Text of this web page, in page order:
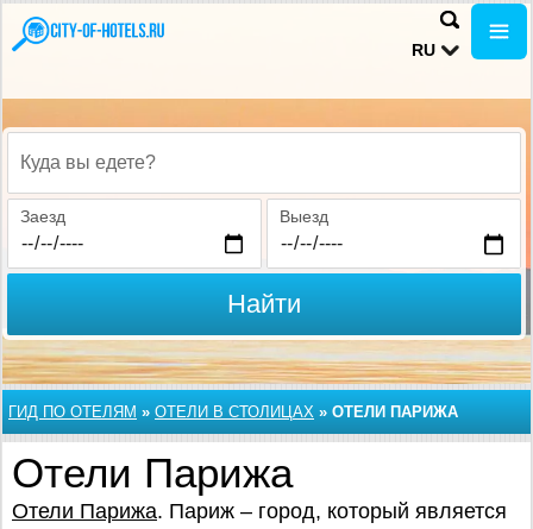
RU
Куда вы едете?
Заезд Выезд
Найти
ГИД ПО ОТЕЛЯМ » ОТЕЛИ В СТОЛИЦАХ » ОТЕЛИ ПАРИЖА
Отели Парижа
Отели Парижа. Париж – город, который является